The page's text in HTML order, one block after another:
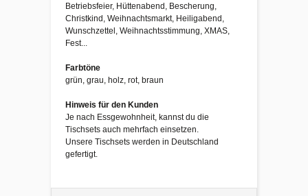
Betriebsfeier, Hüttenabend, Bescherung,
Christkind, Weihnachtsmarkt, Heiligabend,
Wunschzettel, Weihnachtsstimmung, XMAS,
Fest...
Farbtöne
grün, grau, holz, rot, braun
Hinweis für den Kunden
Je nach Essgewohnheit, kannst du die
Tischsets auch mehrfach einsetzen.
Unsere Tischsets werden in Deutschland
gefertigt.